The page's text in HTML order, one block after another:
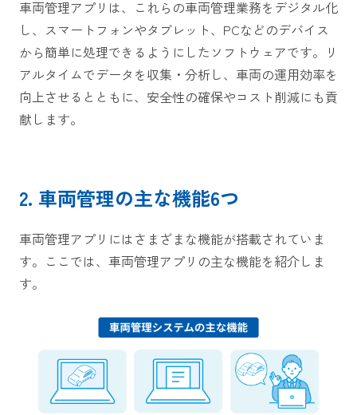
車両管理アプリは、これらの車両管理業務をデジタル化
し、スマートフォンやタブレット、PCなどのデバイス
から簡単に処理できるようにしたソフトウェアです。リ
アルタイムでデータを収集・分析し、車両の運用効率を
向上させるとともに、安全性の確保やコスト削減にも貢
献します。
2. 車両管理の主な機能6つ
車両管理アプリにはさまざまな機能が搭載されていま
す。ここでは、車両管理アプリの主な機能を紹介しま
す。